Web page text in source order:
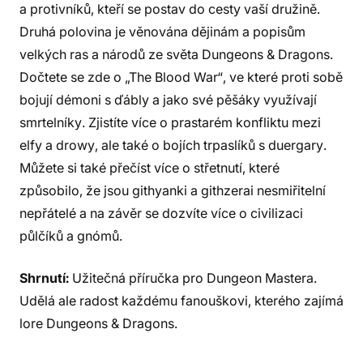
a protivníků, kteří se postav do cesty vaší družině.
Druhá polovina je věnována dějinám a popisům
velkých ras a národů ze světa Dungeons & Dragons.
Dočtete se zde o „The Blood War“, ve které proti sobě
bojují démoni s ďábly a jako své pěšáky využívají
smrtelníky. Zjistíte více o prastarém konfliktu mezi
elfy a drowy, ale také o bojích trpaslíků s duergary.
Můžete si také přečíst více o střetnutí, které
způsobilo, že jsou githyanki a githzerai nesmiřitelní
nepřátelé a na závěr se dozvíte více o civilizaci
půlčíků a gnómů.
Shrnutí: Užitečná příručka pro Dungeon Mastera.
Udělá ale radost každému fanouškovi, kterého zajímá
lore Dungeons & Dragons.